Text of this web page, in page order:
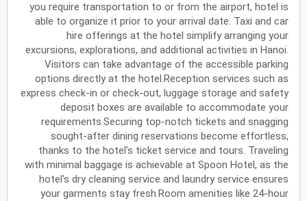
أبريل 2027
حالأحد نالاثنينث الثلاثاءر الأربعاءخالخميس
جالجمعةسالسبت
مايو 2027
حالأحد ن الاثنينثالثلاثاءرالأربعاءخالخميس
ج الجمعةسالسبت
2027
you require transportation to or from the airport, hotel is
able to organize it prior to your arrival date. Taxi and car
hire offerings at the hotel simplify arranging your
excursions, explorations, and additional activities in Hanoi.
Visitors can take advantage of the accessible parking
options directly at the hotel.Reception services such as
express check-in or check-out, luggage storage and safety
deposit boxes are available to accommodate your
requirements.Securing top-notch tickets and snagging
sought-after dining reservations become effortless,
thanks to the hotel's ticket service and tours. Traveling
with minimal baggage is achievable at Spoon Hotel, as the
hotel's dry cleaning service and laundry service ensures
your garments stay fresh.Room amenities like 24-hour